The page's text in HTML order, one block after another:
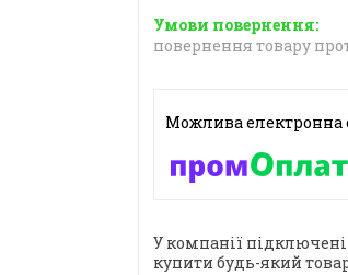
повернення товару
У компанії
купити будь-який